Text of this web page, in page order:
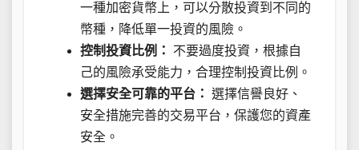
一種加密貨幣上，可以分散投資到不同的
幣種，降低單一投資的風險。
控制投資比例：
不要過度投資，根據自
己的風險承受能力，合理控制投資比例。
選擇安全可靠的平台： 選擇信譽良好、
安全措施完善的交易平台，保護您的資產
安全。